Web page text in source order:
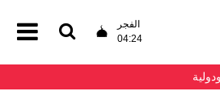
الفجر
04:24